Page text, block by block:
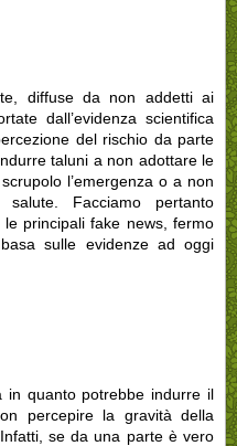
diffuse da non addetti ai
dall’evidenza scientifica
del rischio da parte
taluni a non adottare le
l’emergenza o a non
Facciamo pertanto
principali fake news, fermo
sulle evidenze ad oggi
in quanto potrebbe indurre il
percepire la gravità della
se da una parte è vero